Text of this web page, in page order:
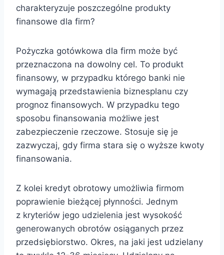
charakteryzuje poszczególne produkty
finansowe dla firm?
Pożyczka gotówkowa dla firm może być
przeznaczona na dowolny cel. To produkt
finansowy, w przypadku którego banki nie
wymagają przedstawienia biznesplanu czy
prognoz finansowych. W przypadku tego
sposobu finansowania możliwe jest
zabezpieczenie rzeczowe. Stosuje się je
zazwyczaj, gdy firma stara się o wyższe kwoty
finansowania.
Z kolei kredyt obrotowy umożliwia firmom
poprawienie bieżącej płynności. Jednym
z kryteriów jego udzielenia jest wysokość
generowanych obrotów osiąganych przez
przedsiębiorstwo. Okres, na jaki jest udzielany